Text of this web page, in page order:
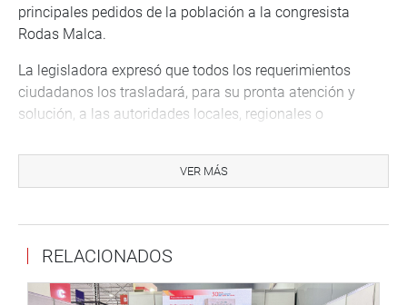
principales pedidos de la población a la congresista
Rodas Malca.
La legisladora expresó que todos los requerimientos
ciudadanos los trasladará, para su pronta atención y
solución, a las autoridades locales, regionales o
Manifestó que para el sector de Las Palmeras, gestionará
ante la autoridad municipal, un terreno para que la
instalación.
VER MÁS
RELACIONADOS